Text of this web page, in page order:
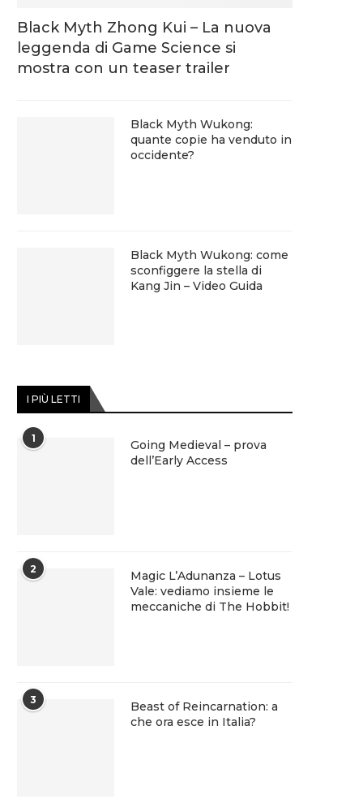
Black Myth Zhong Kui – La nuova
leggenda di Game Science si
mostra con un teaser trailer
Black Myth Wukong:
quante copie ha venduto in
occidente?
Black Myth Wukong: come
sconfiggere la stella di
Kang Jin – Video Guida
I PIÙ LETTI
1
Going Medieval – prova
dell’Early Access
2
Magic L’Adunanza – Lotus
Vale: vediamo insieme le
meccaniche di The Hobbit!
3
Beast of Reincarnation: a
che ora esce in Italia?